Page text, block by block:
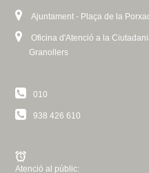
Ajuntament - Plaça de la
Oficina d'Atenció a la
Granollers
010
938 426 610
Atenció al públic: